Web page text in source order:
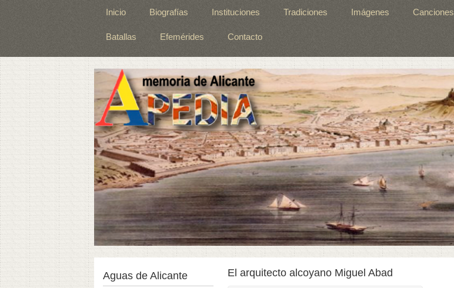
Inicio Biografías Instituciones Tradiciones Imágenes Canciones
Batallas Efemérides Contacto
El arquitecto alcoyano Miguel Abad
Aguas de Alicante